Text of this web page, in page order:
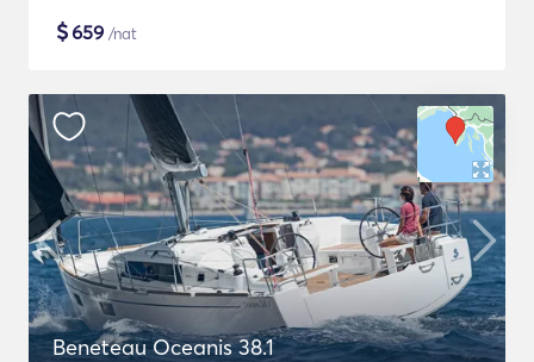
$659 /nat
Beneteau Oceanis 38.1